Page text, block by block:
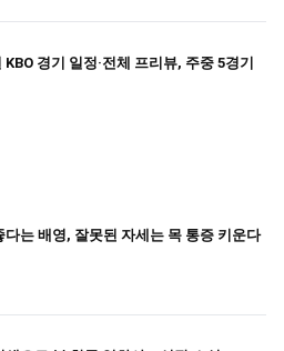
경기 일정·전체 프리뷰, 주중 5경기
다는 배영, 잘못된 자세는 목 통증 키운다